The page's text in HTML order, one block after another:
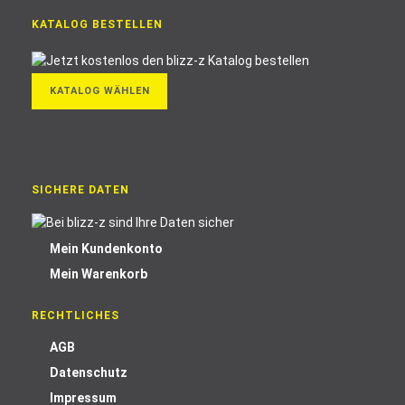
KATALOG BESTELLEN
KATALOG WÄHLEN
SICHERE DATEN
Mein Kundenkonto
Mein Warenkorb
RECHTLICHES
AGB
Datenschutz
Impressum